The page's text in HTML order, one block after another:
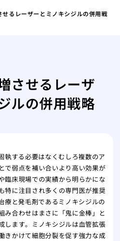
せるレーザーとミノキシジルの併用戦
女
基本
月1
用
抜
味
させるレーザ
ルの併用戦略
執する必要はなくむしろ複数のア
で弱点を補い合いより高い効果が
臨床現場での実績から明らかにな
特に注目され多くの専門医が推奨
療と発毛剤であるミノキシジルの
み合わせはまさに「鬼に金棒」と
します。ミノキシジルは血管拡張
きかけて細胞分裂を促す強力な成